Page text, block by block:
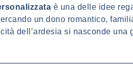
è una delle idee
un dono romantico,
dell’ardesia si nasconde